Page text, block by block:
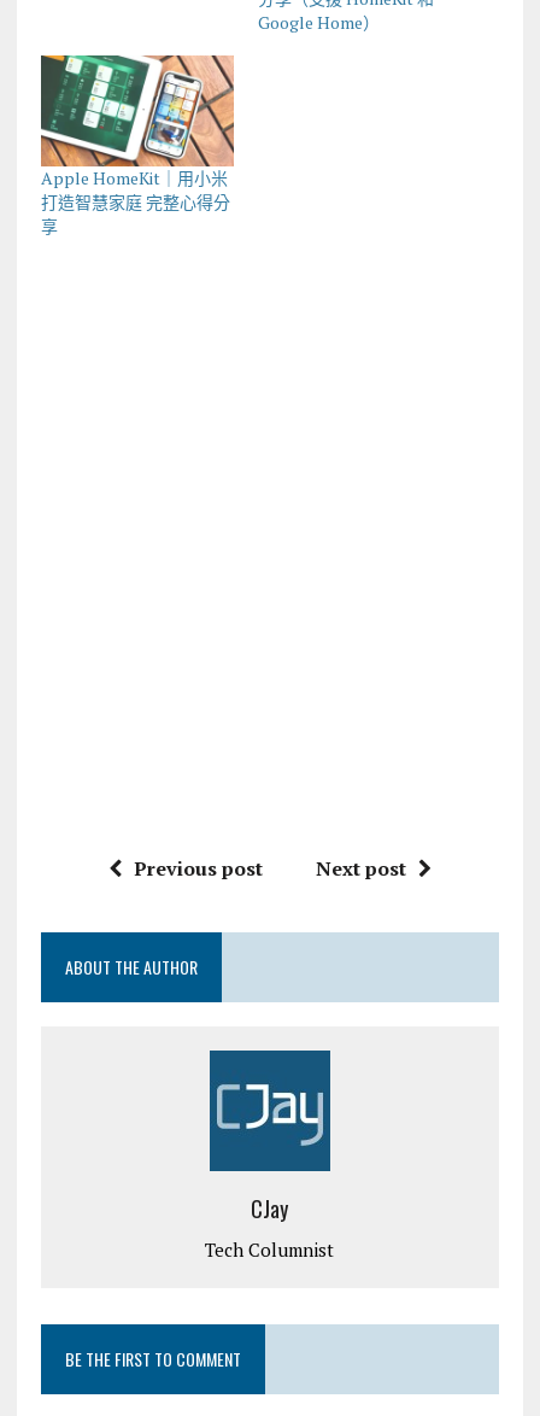
Google Home）
Apple HomeKit｜用小米
打造智慧家庭 完整心得分
享
Previous post Next post
ABOUT THE AUTHOR
CJay
Tech Columnist
BE THE FIRST TO COMMENT